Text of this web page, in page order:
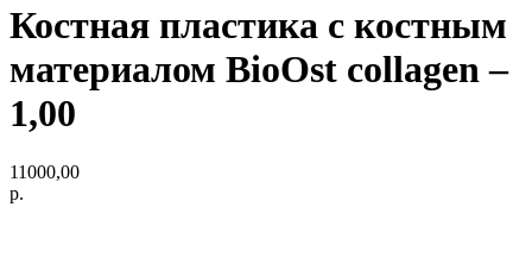
Костная пластика с костным
материалом BioOst collagen –
1,00
11000,00
р.